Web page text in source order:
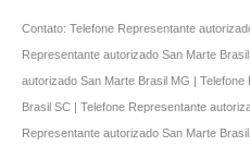
Contato: Telefone Representante
Representante autorizado San Marte
autorizado San Marte Brasil MG |
Brasil SC | Telefone Representante
Representante autorizado San Marte